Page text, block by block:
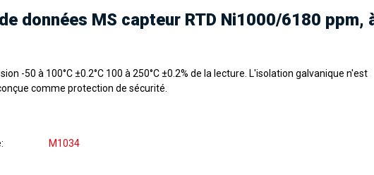
données MS capteur RTD Ni1000/6180 ppm,
-50 à 100°C ±0.2°C 100 à 250°C ±0.2% de la lecture. L'isolation galvanique n'est
comme protection de sécurité.
M1034